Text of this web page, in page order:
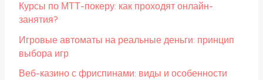
Курсы по МТТ-покеру: как проходят онлайн-
занятия?
Игровые автоматы на реальные деньги: принцип
выбора игр
Веб-казино с фриспинами: виды и особенности